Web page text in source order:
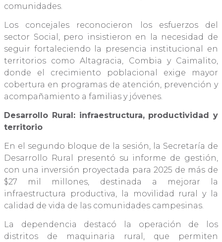
comunidades.
Los concejales reconocieron los esfuerzos del
sector Social, pero insistieron en la necesidad de
seguir fortaleciendo la presencia institucional en
territorios como Altagracia, Combia y Caimalito,
donde el crecimiento poblacional exige mayor
cobertura en programas de atención, prevención y
acompañamiento a familias y jóvenes.
Desarrollo Rural: infraestructura, productividad y
territorio
En el segundo bloque de la sesión, la Secretaría de
Desarrollo Rural presentó su informe de gestión,
con una inversión proyectada para 2025 de más de
$27 mil millones, destinada a mejorar la
infraestructura productiva, la movilidad rural y la
calidad de vida de las comunidades campesinas.
La dependencia destacó la operación de los
distritos de maquinaria rural, que permiten